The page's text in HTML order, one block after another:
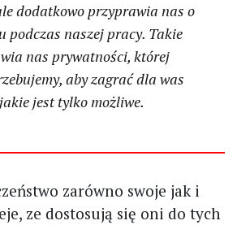
dodatkowo przyprawia nas o
podczas naszej pracy. Takie
nas prywatności, której
aby zagrać dla was
jest tylko możliwe.
zarówno swoje jak i
ze dostosują się oni do tych